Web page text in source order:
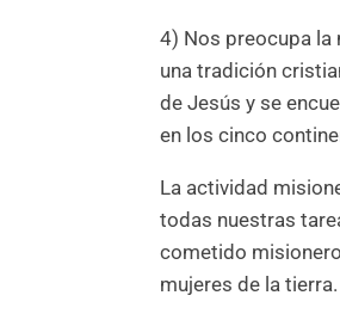
4) Nos preocupa la
una tradición
de Jesús y se
en los cinco
La actividad
todas nuestras
cometido
mujeres de la tierra.